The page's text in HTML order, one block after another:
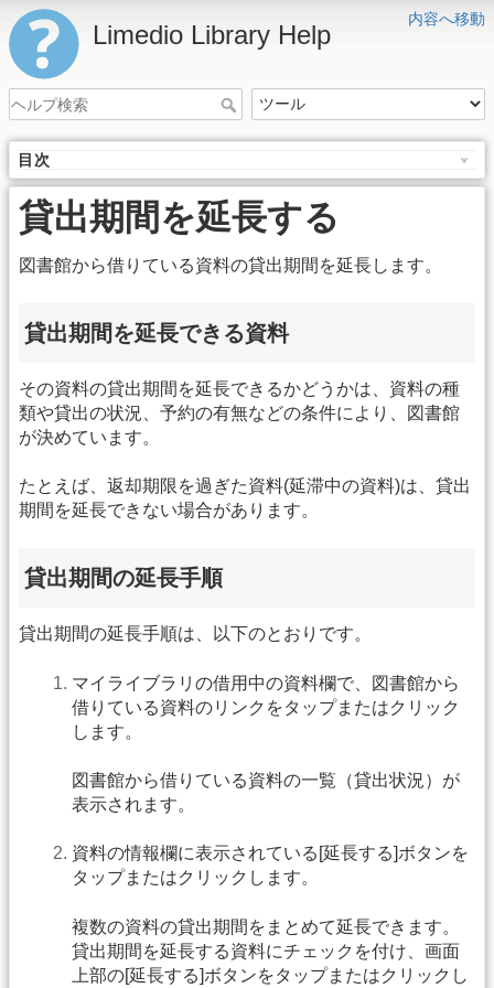
内容へ移動
Limedio Library Help
目次
貸出期間を延長する
図書館から借りている資料の貸出期間を延長します。
貸出期間を延長できる資料
その資料の貸出期間を延長できるかどうかは、資料の種
類や貸出の状況、予約の有無などの条件により、図書館
が決めています。
たとえば、返却期限を過ぎた資料(延滞中の資料)は、貸出
期間を延長できない場合があります。
貸出期間の延長手順
貸出期間の延長手順は、以下のとおりです。
マイライブラリの借用中の資料欄で、図書館から
借りている資料のリンクをタップまたはクリック
します。
図書館から借りている資料の一覧（貸出状況）が
表示されます。
資料の情報欄に表示されている[延長する]ボタンを
タップまたはクリックします。
複数の資料の貸出期間をまとめて延長できます。
貸出期間を延長する資料にチェックを付け、画面
上部の[延長する]ボタンをタップまたはクリックし